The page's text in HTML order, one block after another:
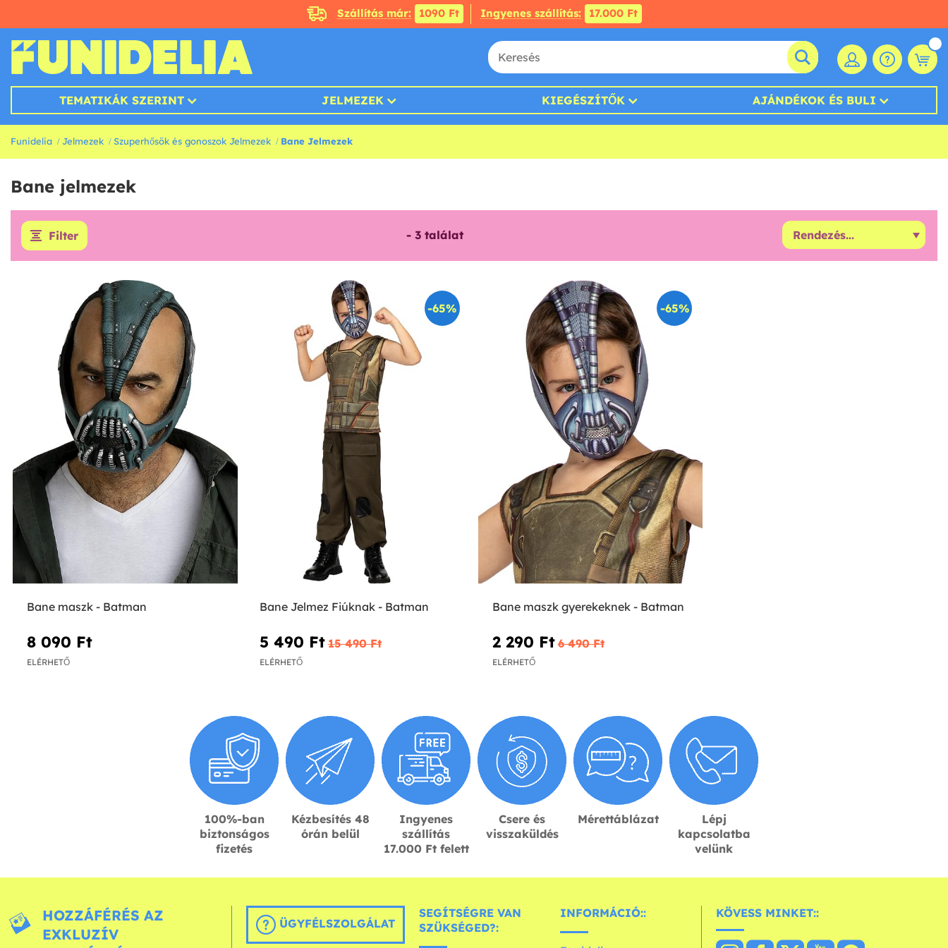
Szállítás már: 1090 Ft Ingyenes szállítás: 17.000 Ft
TEMATIKÁK SZERINT JELMEZEK KIEGÉSZÍTŐK AJÁNDÉKOK ÉS BULI
Funidelia Jelmezek Szuperhősök és gonoszok Jelmezek Bane Jelmezek
Bane jelmezek
Filter - 3 találat
Bane maszk - Batman
8 090 Ft‎
ELÉRHETŐ
-65%
Bane Jelmez Fiúknak - Batman
5 490 Ft‎ 15 490 Ft‎
ELÉRHETŐ
-65%
Bane maszk gyerekeknek - Batman
2 290 Ft‎ 6 490 Ft‎
ELÉRHETŐ
100%-ban
biztonságos
fizetés
Kézbesítés 48
órán belül
Ingyenes
szállítás
17.000 Ft felett
Csere és
visszaküldés
Mérettáblázat
Lépj
kapcsolatba
velünk
HOZZÁFÉRÉS AZ
EXKLUZÍV
ÜGYFÉLSZOLGÁLAT
SEGÍTSÉGRE VAN
SZÜKSÉGED?:
INFORMÁCIÓ:: KÖVESS MINKET::